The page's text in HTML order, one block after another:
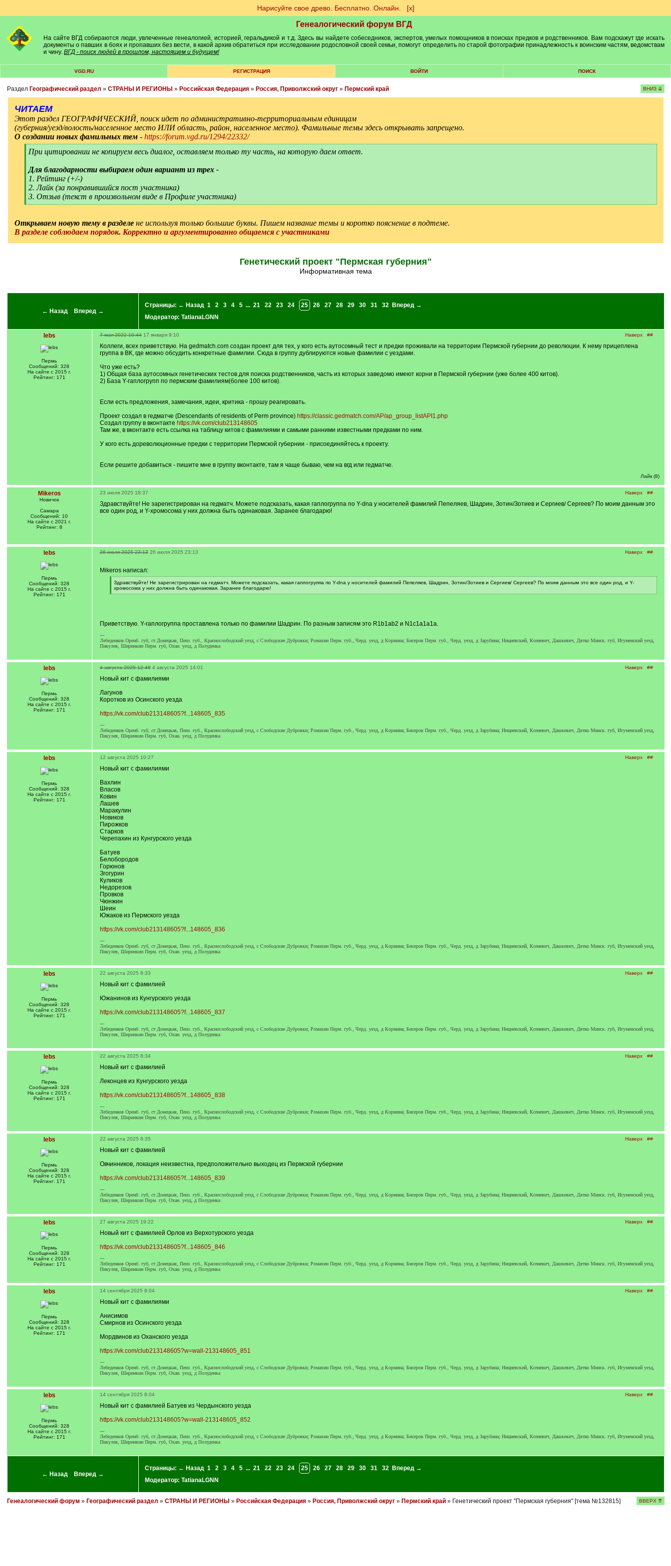
Нарисуйте свое древо. Бесплатно. Онлайн. [х]
Генеалогический форум ВГД
На сайте ВГД собираются люди, увлеченные генеалогией, историей, геральдикой и т.д. Здесь вы найдете собеседников, экспертов, умелых помощников в поисках предков и родственников. Вам подскажут где искать
документы о павших в боях и пропавших без вести, в какой архив обратиться при исследовании родословной своей семьи, помогут определить по старой фотографии принадлежность к воинским частям, ведомствам
и чину. ВГД - поиск людей в прошлом, настоящем и будущем!
VGD.RU РЕГИСТРАЦИЯ ВОЙТИ ПОИСК
Раздел Географический раздел » СТРАНЫ И РЕГИОНЫ » Российская Федерация» Россия, Приволжский округ» Пермский край ВНИЗ ⇊
ЧИТАЕМ
Этот раздел ГЕОГРАФИЧЕСКИЙ, поиск идет по административно-территориальным единицам
(губерния/уезд/волость/населенное место ИЛИ область, район, населенное место). Фамильные темы здесь открывать запрещено.
О создании новых фамильных тем- https://forum.vgd.ru/1294/22332/
[
qПри цитировании не копируем весь диалог, оставляем только ту часть, на которую даем ответ.
Для благодарности выбираем один вариант из трех -
1. Рейтинг (+/-)
2. Лайк (за понравившийся пост участника)
3. Отзыв (текст в произвольном виде в Профиле участника)
[
Открываем новую тему в разделене используя только большие буквы. Пишем название темы и коротко пояснение в подтеме.
В разделе соблюдаем порядок. Корректно и аргументированно общаемся с участниками
Генетический проект "Пермская губерния"
Информативная тема
← Назад Вперед →
Страницы: ← Назад 1 2 3 4 5 ... 21 22 23 24 25 26 27 28 29 30 31 32
Вперед →
Модератор: TatianaLGNN
lebs
Пермь
Сообщений: 328
На сайте с 2015 г.
Рейтинг: 171
Наверх ##
7 мая 2022 10:44 17 января 9:10
Коллеги, всех приветствую. На gedmatch.com создан проект для тех, у кого есть аутосомный тест и предки проживали на территории Пермской губернии до революции. К нему прицеплена
группа в ВК, где можно обсудить конкретные фамилии. Сюда в группу дублируются новые фамилии с уездами.
Что уже есть?
1) Общая база аутосомных генетических тестов для поиска родственников, часть из которых заведомо имеют корни в Пермской губернии (уже более 400 китов).
2) База Y-гаплогрупп по пермским фамилиям(более 100 китов).
Если есть предложения, замечания, идеи, критика - прошу реагировать.
Проект создал в гедматче (Descendants of residents of Perm province) https://classic.gedmatch.com/AP/ap_group_listAPI1.php
Создал группу в вконтакте https://vk.com/club213148605
Там же, в вконтакте есть ссылка на таблицу китов с фамилиями и самыми ранними известными предками по ним.
У кого есть дореволюционные предки с территории Пермской губернии - присоединяйтесь к проекту.
Если решите добавиться - пишите мне в группу вконтакте, там я чаще бываю, чем на вгд или гедматче.
Лайк (8)
Mikeros
Новичок
Самара
Сообщений: 10
На сайте с 2021 г.
Рейтинг: 8
Наверх ##
23 июля 2025 18:37
Здравствуйте! Не зарегистрирован на гедматч. Можете подсказать, какая гаплогруппа по Y-dna у носителей фамилий Пепеляев, Шадрин, Зотин/Зотиев и Сергиев/ Сергеев? По моим данным это
все один род, и Y-хромосома у них должна быть одинаковая. Заранее благодарю!
lebs
Пермь
Сообщений: 328
На сайте с 2015 г.
Рейтинг: 171
Наверх ##
26 июля 2025 23:13 26 июля 2025 23:13
Mikeros написал:
[
q
]
Здравствуйте! Не зарегистрирован на гедматч. Можете подсказать, какая гаплогруппа по Y-dna у носителей фамилий Пепеляев, Шадрин, Зотин/Зотиев и Сергиев/ Сергеев? По моим данным это все один род, и Y-
хромосома у них должна быть одинаковая. Заранее благодарю!
[
Приветствую. Y-гаплогруппа проставлена только по фамилии Шадрин. По разным записям это R1b1ab2 и N1c1a1a1a.
---
Лебеденков Оренб. губ, ст Донецкая, Пенз. губ., Краснослободский уезд, с Слободские Дубровки; Ромахин Перм. губ., Черд. уезд, д Кормина; Бисеров Перм. губ., Черд. уезд, д Зарубина; Нициевский, Ксеневич, Дашкевич, Дятко Минск. губ, Игуменский уезд,
Пикулев, Ширинкин Перм. губ, Охан. уезд, д Полуденка
lebs
Пермь
Сообщений: 328
На сайте с 2015 г.
Рейтинг: 171
Наверх ##
4 августа 2025 12:48 4 августа 2025 14:01
Новый кит с фамилиями
Лагунов
Коротков из Осинского уезда
https://vk.com/club213148605?f...148605_835
---
Лебеденков Оренб. губ, ст Донецкая, Пенз. губ., Краснослободский уезд, с Слободские Дубровки; Ромахин Перм. губ., Черд. уезд, д Кормина; Бисеров Перм. губ., Черд. уезд, д Зарубина; Нициевский, Ксеневич, Дашкевич, Дятко Минск. губ, Игуменский уезд,
Пикулев, Ширинкин Перм. губ, Охан. уезд, д Полуденка
lebs
Пермь
Сообщений: 328
На сайте с 2015 г.
Рейтинг: 171
Наверх ##
12 августа 2025 10:27
Новый кит с фамилиями
Вахлин
Власов
Ковин
Лашев
Маракулин
Новиков
Пирожков
Старков
Черепахин из Кунгурского уезда
Батуев
Белобородов
Горюнов
Згогурин
Куликов
Недорезов
Провков
Чюнжин
Шеин
Южаков из Пермского уезда
https://vk.com/club213148605?f...148605_836
---
Лебеденков Оренб. губ, ст Донецкая, Пенз. губ., Краснослободский уезд, с Слободские Дубровки; Ромахин Перм. губ., Черд. уезд, д Кормина; Бисеров Перм. губ., Черд. уезд, д Зарубина; Нициевский, Ксеневич, Дашкевич, Дятко Минск. губ, Игуменский уезд,
Пикулев, Ширинкин Перм. губ, Охан. уезд, д Полуденка
lebs
Пермь
Сообщений: 328
На сайте с 2015 г.
Рейтинг: 171
Наверх ##
22 августа 2025 8:33
Новый кит с фамилией
Южанинов из Кунгурского уезда
https://vk.com/club213148605?f...148605_837
---
Лебеденков Оренб. губ, ст Донецкая, Пенз. губ., Краснослободский уезд, с Слободские Дубровки; Ромахин Перм. губ., Черд. уезд, д Кормина; Бисеров Перм. губ., Черд. уезд, д Зарубина; Нициевский, Ксеневич, Дашкевич, Дятко Минск. губ, Игуменский уезд,
Пикулев, Ширинкин Перм. губ, Охан. уезд, д Полуденка
lebs
Пермь
Сообщений: 328
На сайте с 2015 г.
Рейтинг: 171
Наверх ##
22 августа 2025 8:34
Новый кит с фамилией
Леконцев из Кунгурского уезда
https://vk.com/club213148605?f...148605_838
---
Лебеденков Оренб. губ, ст Донецкая, Пенз. губ., Краснослободский уезд, с Слободские Дубровки; Ромахин Перм. губ., Черд. уезд, д Кормина; Бисеров Перм. губ., Черд. уезд, д Зарубина; Нициевский, Ксеневич, Дашкевич, Дятко Минск. губ, Игуменский уезд,
Пикулев, Ширинкин Перм. губ, Охан. уезд, д Полуденка
lebs
Пермь
Сообщений: 328
На сайте с 2015 г.
Рейтинг: 171
Наверх ##
22 августа 2025 8:35
Новый кит с фамилией
Овчинников, локация неизвестна, предположительно выходец из Пермской губернии
https://vk.com/club213148605?f...148605_839
---
Лебеденков Оренб. губ, ст Донецкая, Пенз. губ., Краснослободский уезд, с Слободские Дубровки; Ромахин Перм. губ., Черд. уезд, д Кормина; Бисеров Перм. губ., Черд. уезд, д Зарубина; Нициевский, Ксеневич, Дашкевич, Дятко Минск. губ, Игуменский уезд,
Пикулев, Ширинкин Перм. губ, Охан. уезд, д Полуденка
lebs
Пермь
Сообщений: 328
На сайте с 2015 г.
Рейтинг: 171
Наверх ##
27 августа 2025 19:22
Новый кит с фамилией Орлов из Верхотурского уезда
https://vk.com/club213148605?f...148605_846
---
Лебеденков Оренб. губ, ст Донецкая, Пенз. губ., Краснослободский уезд, с Слободские Дубровки; Ромахин Перм. губ., Черд. уезд, д Кормина; Бисеров Перм. губ., Черд. уезд, д Зарубина; Нициевский, Ксеневич, Дашкевич, Дятко Минск. губ, Игуменский уезд,
Пикулев, Ширинкин Перм. губ, Охан. уезд, д Полуденка
lebs
Пермь
Сообщений: 328
На сайте с 2015 г.
Рейтинг: 171
Наверх ##
14 сентября 2025 8:04
Новый кит с фамилиями
Анисимов
Смирнов из Осинского уезда
Мордвинов из Оханского уезда
https://vk.com/club213148605?w=wall-213148605_851
---
Лебеденков Оренб. губ, ст Донецкая, Пенз. губ., Краснослободский уезд, с Слободские Дубровки; Ромахин Перм. губ., Черд. уезд, д Кормина; Бисеров Перм. губ., Черд. уезд, д Зарубина; Нициевский, Ксеневич, Дашкевич, Дятко Минск. губ, Игуменский уезд,
Пикулев, Ширинкин Перм. губ, Охан. уезд, д Полуденка
lebs
Пермь
Сообщений: 328
На сайте с 2015 г.
Рейтинг: 171
Наверх ##
14 сентября 2025 8:04
Новый кит с фамилией Батуев из Чердынского уезда
https://vk.com/club213148605?w=wall-213148605_852
---
Лебеденков Оренб. губ, ст Донецкая, Пенз. губ., Краснослободский уезд, с Слободские Дубровки; Ромахин Перм. губ., Черд. уезд, д Кормина; Бисеров Перм. губ., Черд. уезд, д Зарубина; Нициевский, Ксеневич, Дашкевич, Дятко Минск. губ, Игуменский уезд,
Пикулев, Ширинкин Перм. губ, Охан. уезд, д Полуденка
← Назад Вперед →
Страницы: ← Назад 1 2 3 4 5 ... 21 22 23 24 25 26 27 28 29 30 31 32
Вперед →
Модератор: TatianaLGNN
Генеалогический форум » Географический раздел » СТРАНЫ И РЕГИОНЫ » Российская Федерация» Россия, Приволжский округ» Пермский край» Генетический проект "Пермская губерния" [тема №132815] ВВЕРХ ⇈